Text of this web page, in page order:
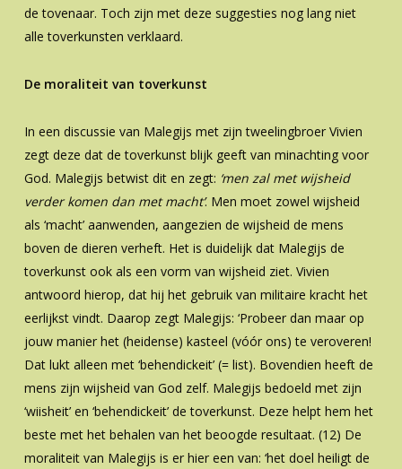
de tovenaar. Toch zijn met deze suggesties nog lang niet
alle toverkunsten verklaard.
De moraliteit van toverkunst
In een discussie van Malegijs met zijn tweelingbroer Vivien
zegt deze dat de toverkunst blijk geeft van minachting voor
God. Malegijs betwist dit en zegt: ‘men zal met wijsheid
verder komen dan met macht’. Men moet zowel wijsheid
als ‘macht’ aanwenden, aangezien de wijsheid de mens
boven de dieren verheft. Het is duidelijk dat Malegijs de
toverkunst ook als een vorm van wijsheid ziet. Vivien
antwoord hierop, dat hij het gebruik van militaire kracht het
eerlijkst vindt. Daarop zegt Malegijs: ‘Probeer dan maar op
jouw manier het (heidense) kasteel (vóór ons) te veroveren!
Dat lukt alleen met ‘behendickeit’ (= list). Bovendien heeft de
mens zijn wijsheid van God zelf. Malegijs bedoeld met zijn
‘wiisheit’ en ‘behendickeit’ de toverkunst. Deze helpt hem het
beste met het behalen van het beoogde resultaat. (12) De
moraliteit van Malegijs is er hier een van: ‘het doel heiligt de